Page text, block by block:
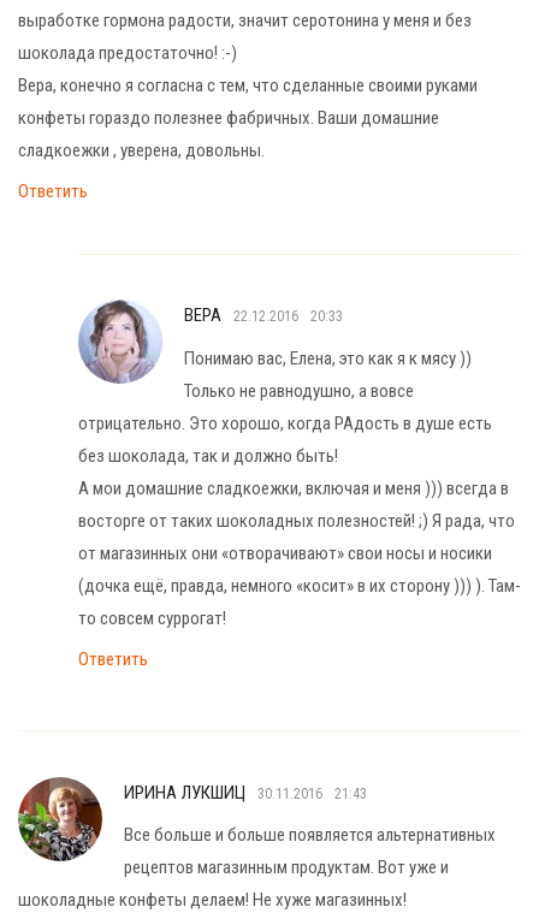
выработке гормона радости, значит серотонина у меня и без
шоколада предостаточно! :-)
Вера, конечно я согласна с тем, что сделанные своими руками
конфеты гораздо полезнее фабричных. Ваши домашние
сладкоежки , уверена, довольны.
Ответить
ВЕРА 22.12.2016 20:33
Понимаю вас, Елена, это как я к мясу ))
Только не равнодушно, а вовсе
отрицательно. Это хорошо, когда РАдость в душе есть
без шоколада, так и должно быть!
А мои домашние сладкоежки, включая и меня ))) всегда в
восторге от таких шоколадных полезностей! ;) Я рада, что
от магазинных они «отворачивают» свои носы и носики
(дочка ещё, правда, немного «косит» в их сторону ))) ). Там-
то совсем суррогат!
Ответить
ИРИНА ЛУКШИЦ 30.11.2016 21:43
Все больше и больше появляется альтернативных
рецептов магазинным продуктам. Вот уже и
шоколадные конфеты делаем! Не хуже магазинных!